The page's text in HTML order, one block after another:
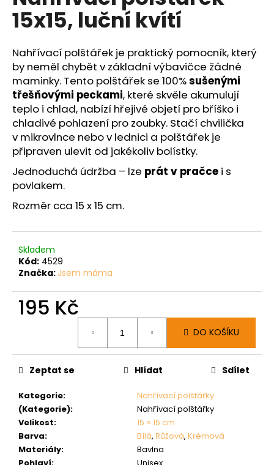
0,0
hvězdiček.
15x15, luční kvítí
Nahřívací polštářek je praktický pomocník, který
by neměl chybět v základní výbavičce žádné
maminky. Tento polštářek se 100%sušenými
třešňovými peckami, které skvěle akumulují
teplo i chlad, nabízí hřejivé objetí pro bříško i
chladivé pohlazení pro zoubky. Stačí chvilička
v mikrovlnce nebo v lednici a polštářek je
připraven ulevit od jakékoliv bolístky.
Jednoduchá údržba – lze prát v pračce i s
povlakem.
Rozměr cca 15 x 15 cm.
Skladem
Kód: 4529
Značka: Jsem máma
195 Kč
DO KOŠÍKU
Kategorie:
Nahřívací polštářky
(Kategorie):
Nahřívací polštářky
Velikost:
15 × 15 cm
Barva: Bílá, Růžová, Krémová
Materiály:
Bavlna
Pohlaví:
Unisex
Zeptat se Hlídat Sdílet
u
j
m
e